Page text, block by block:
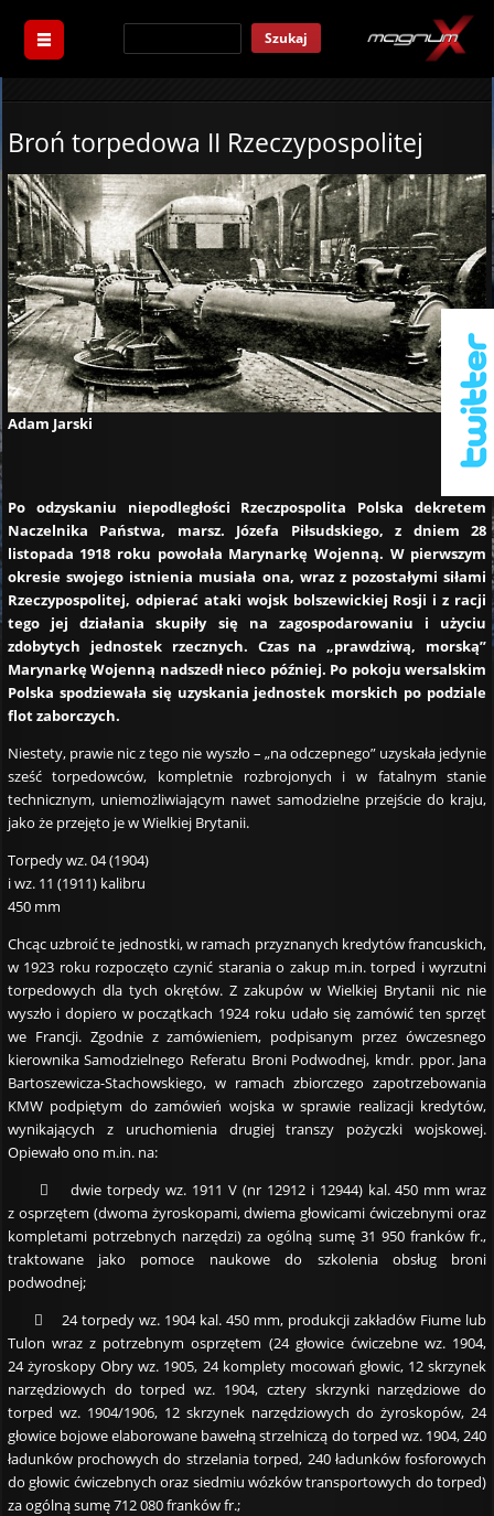
Szukaj
Broń torpedowa II Rzeczypospolitej
Adam Jarski
Po odzyskaniu niepodległości Rzeczpospolita Polska dekretem
Naczelnika Państwa, marsz. Józefa Piłsudskiego, z dniem 28
listopada 1918 roku powołała Marynarkę Wojenną. W pierwszym
okresie swojego istnienia musiała ona, wraz z pozostałymi siłami
Rzeczypospolitej, odpierać ataki wojsk bolszewickiej Rosji i z racji
tego jej działania skupiły się na zagospodarowaniu i użyciu
zdobytych jednostek rzecznych. Czas na „prawdziwą, morską”
Marynarkę Wojenną nadszedł nieco później. Po pokoju wersalskim
Polska spodziewała się uzyskania jednostek morskich po podziale
flot zaborczych.
Niestety, prawie nic z tego nie wyszło – „na odczepnego” uzyskała jedynie
sześć torpedowców, kompletnie rozbrojonych i w fatalnym stanie
technicznym, uniemożliwiającym nawet samodzielne przejście do kraju,
jako że przejęto je w Wielkiej Brytanii.
Torpedy wz. 04 (1904)
i wz. 11 (1911) kalibru
450 mm
Chcąc uzbroić te jednostki, w ramach przyznanych kredytów francuskich,
w 1923 roku rozpoczęto czynić starania o zakup m.in. torped i wyrzutni
torpedowych dla tych okrętów. Z zakupów w Wielkiej Brytanii nic nie
wyszło i dopiero w początkach 1924 roku udało się zamówić ten sprzęt
we Francji. Zgodnie z zamówieniem, podpisanym przez ówczesnego
kierownika Samodzielnego Referatu Broni Podwodnej, kmdr. ppor. Jana
Bartoszewicza-Stachowskiego, w ramach zbiorczego zapotrzebowania
KMW podpiętym do zamówień wojska w sprawie realizacji kredytów,
wynikających z uruchomienia drugiej transzy pożyczki wojskowej.
Opiewało ono m.in. na:
 dwie torpedy wz. 1911 V (nr 12912 i 12944) kal. 450 mm wraz
z osprzętem (dwoma żyroskopami, dwiema głowicami ćwiczebnymi oraz
kompletami potrzebnych narzędzi) za ogólną sumę 31 950 franków fr.,
traktowane jako pomoce naukowe do szkolenia obsług broni
podwodnej;
 24 torpedy wz. 1904 kal. 450 mm, produkcji zakładów Fiume lub
Tulon wraz z potrzebnym osprzętem (24 głowice ćwiczebne wz. 1904,
24 żyroskopy Obry wz. 1905, 24 komplety mocowań głowic, 12 skrzynek
narzędziowych do torped wz. 1904, cztery skrzynki narzędziowe do
torped wz. 1904/1906, 12 skrzynek narzędziowych do żyroskopów, 24
głowice bojowe elaborowane bawełną strzelniczą do torped wz. 1904, 240
ładunków prochowych do strzelania torped, 240 ładunków fosforowych
do głowic ćwiczebnych oraz siedmiu wózków transportowych do torped)
za ogólną sumę 712 080 franków fr.;